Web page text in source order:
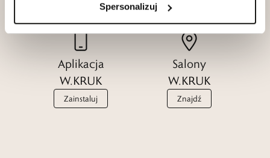
Spersonalizuj
Aplikacja
W.KRUK
Zainstaluj
Salony
W.KRUK
Znajdź